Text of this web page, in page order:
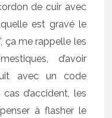
de cuir avec
est gravé le
ça me rappelle les
d’avoir
avec un code
d’accident, les
à flasher le